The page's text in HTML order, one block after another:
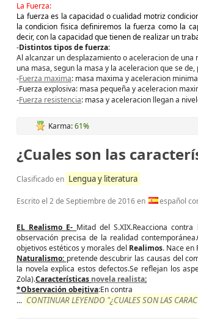
La Fuerza:
La fuerza es la capacidad o cualidad motriz
la condicion fisica definiremos la fuerza como la
decir, con la capacidad que tienen de realizar un
-Distintos tipos de fuerza:
Al alcanzar un desplazamiento o aceleracion de
una masa, segun la masa y la aceleracion que se
-Fuerza maxima: masa maxima y aceleracion
-Fuerza explosiva: masa pequeña y aceleracion
-Fuerza resistencia: masa y aceleracion llegan a
Karma:61%
¿Cuales son las
Clasificado en Lengua y literatura
Escrito el 2 de Septiembre de 2016en español
EL Realismo E- Mitad del S.XIX.Reacciona
observación precisa de la realidad
objetivos estéticos y morales del Realimos. Nace en
Naturalismo: pretende descubrir las causas del
la novela explica estos defectos.Se reflejan los
Zola).Características novela realista:
*Observación obejtiva:En contra
... CONTINUAR LEYENDO "¿CUALES SON LAS